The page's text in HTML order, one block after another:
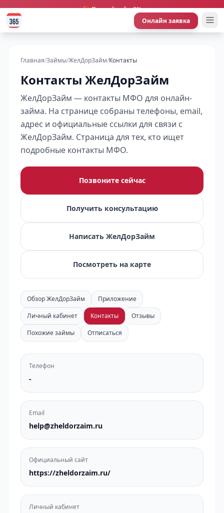
🎁 Первый займ 0%
Онлайн заявка
Главная/Займы/ЖелДорЗайм/Контакты
Контакты ЖелДорЗайм
ЖелДорЗайм — контакты МФО для онлайн-
займа. На странице собраны телефоны, email,
адрес и официальные ссылки для связи с
ЖелДорЗайм. Страница для тех, кто ищет
подробные контакты МФО.
Позвоните сейчас
Получить консультацию
Написать ЖелДорЗайм
Посмотреть на карте
Обзор ЖелДорЗайм
Приложение
Личный кабинет
Контакты
Отзывы
Похожие займы
Отписаться
Телефон
-
Email
help@zheldorzaim.ru
Официальный сайт
https://zheldorzaim.ru/
Личный кабинет